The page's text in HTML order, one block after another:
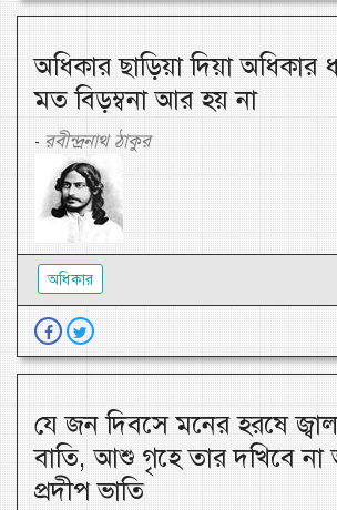
অধিকার ছাড়িয়া দিয়া অধিকার
মত বিড়ম্বনা আর হয় না
- রবীন্দ্রনাথ ঠাকুর
অধিকার
যে জন দিবসে মনের হরষে
বাতি, আশু গৃহে তার দখিবে না
প্রদীপ ভাতি